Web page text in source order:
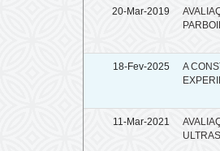
20-Mar-2019
18-Fev-2025
A
11-Mar-2021